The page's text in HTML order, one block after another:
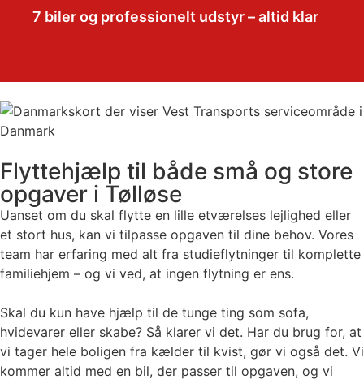
7 biler og professionelt udstyr – altid klar
Flyttehjælp til både små og store
opgaver i Tølløse
Uanset om du skal flytte en lille etværelses lejlighed eller
et stort hus, kan vi tilpasse opgaven til dine behov. Vores
team har erfaring med alt fra studieflytninger til komplette
familiehjem – og vi ved, at ingen flytning er ens.
Skal du kun have hjælp til de tunge ting som sofa,
hvidevarer eller skabe? Så klarer vi det. Har du brug for, at
vi tager hele boligen fra kælder til kvist, gør vi også det. Vi
kommer altid med en bil, der passer til opgaven, og vi